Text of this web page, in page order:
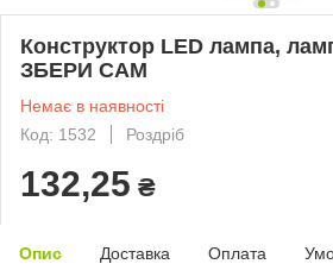
Конструктор LED лампа,
ЗБЕРИ САМ
Немає в наявності
Код: 1532
Роздріб
132,25 ₴
Опис Доставка Оплата